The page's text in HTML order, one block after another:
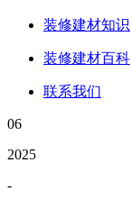
装修建材知识
装修建材百科
联系我们
06
2025
-